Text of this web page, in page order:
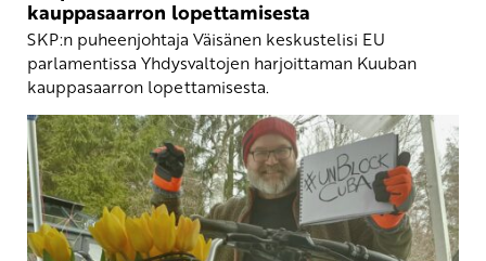
kauppasaarron lopettamisesta
SKP:n puheenjohtaja Väisänen keskustelisi EU
parlamentissa Yhdysvaltojen harjoittaman Kuuban
kauppasaarron lopettamisesta.